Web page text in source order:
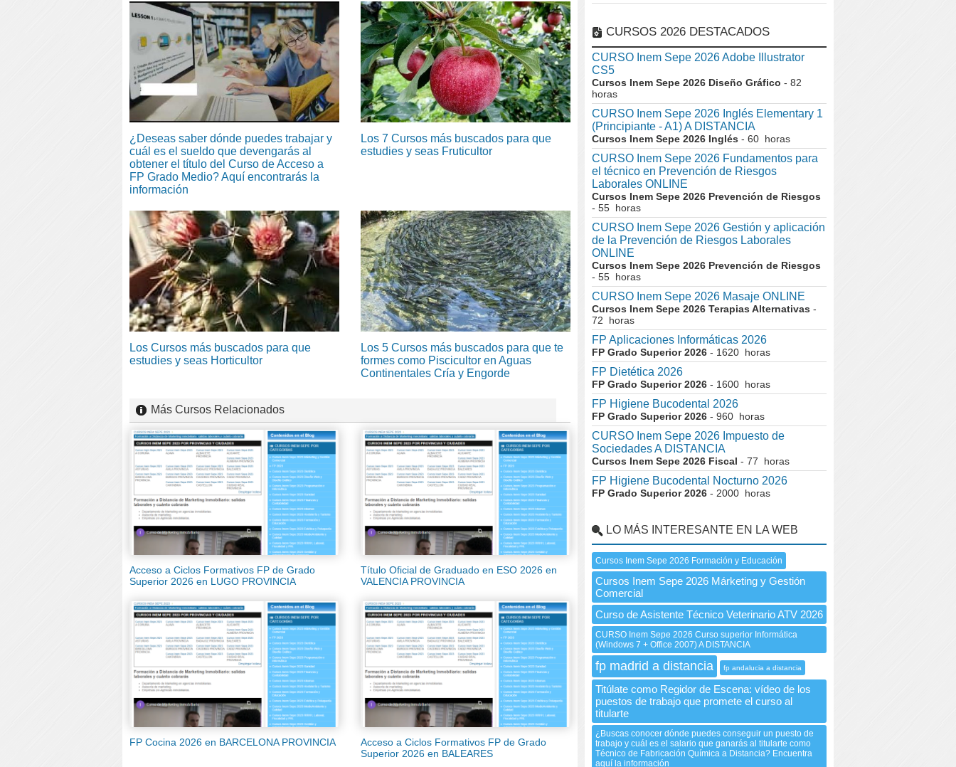
¿Deseas saber dónde puedes trabajar y
cuál es el sueldo que devengarás al
obtener el título del Curso de Acceso a
FP Grado Medio? Aquí encontrarás la
información
Los 7 Cursos más buscados para que
estudies y seas Fruticultor
Los Cursos más buscados para que
estudies y seas Horticultor
Los 5 Cursos más buscados para que te
formes como Piscicultor en Aguas
Continentales Cría y Engorde
Más Cursos Relacionados
Acceso a Ciclos Formativos FP de Grado
Superior 2026 en LUGO PROVINCIA
Título Oficial de Graduado en ESO 2026 en
VALENCIA PROVINCIA
FP Cocina 2026 en BARCELONA PROVINCIA
Acceso a Ciclos Formativos FP de Grado
Superior 2026 en BALEARES
CURSOS 2026 DESTACADOS
CURSO Inem Sepe 2026 Adobe Illustrator
CS5
Cursos Inem Sepe 2026 Diseño Gráfico - 82
horas
CURSO Inem Sepe 2026 Inglés Elementary 1
(Principiante - A1) A DISTANCIA
Cursos Inem Sepe 2026 Inglés - 60 horas
CURSO Inem Sepe 2026 Fundamentos para
el técnico en Prevención de Riesgos
Laborales ONLINE
Cursos Inem Sepe 2026 Prevención de Riesgos
- 55 horas
CURSO Inem Sepe 2026 Gestión y aplicación
de la Prevención de Riesgos Laborales
ONLINE
Cursos Inem Sepe 2026 Prevención de Riesgos
- 55 horas
CURSO Inem Sepe 2026 Masaje ONLINE
Cursos Inem Sepe 2026 Terapias Alternativas -
72 horas
FP Aplicaciones Informáticas 2026
FP Grado Superior 2026 - 1620 horas
FP Dietética 2026
FP Grado Superior 2026 - 1600 horas
FP Higiene Bucodental 2026
FP Grado Superior 2026 - 960 horas
CURSO Inem Sepe 2026 Impuesto de
Sociedades A DISTANCIA
Cursos Inem Sepe 2026 Fiscal - 77 horas
FP Higiene Bucodental Nocturno 2026
FP Grado Superior 2026 - 2000 horas
LO MÁS INTERESANTE EN LA WEB
Cursos Inem Sepe 2026 Formación y Educación
Cursos Inem Sepe 2026 Márketing y Gestión
Comercial
Curso de Asistente Técnico Veterinario ATV 2026
CURSO Inem Sepe 2026 Curso superior Informática
(Windows 7 + Office 2007) A DISTANCIA
fp madrid a distancia fp andalucia a distancia
Titúlate como Regidor de Escena: vídeo de los
puestos de trabajo que promete el curso al
titularte
¿Buscas conocer dónde puedes conseguir un puesto de
trabajo y cuál es el salario que ganarás al titularte como
Técnico de Fabricación Química a Distancia? Encuentra
aquí la información